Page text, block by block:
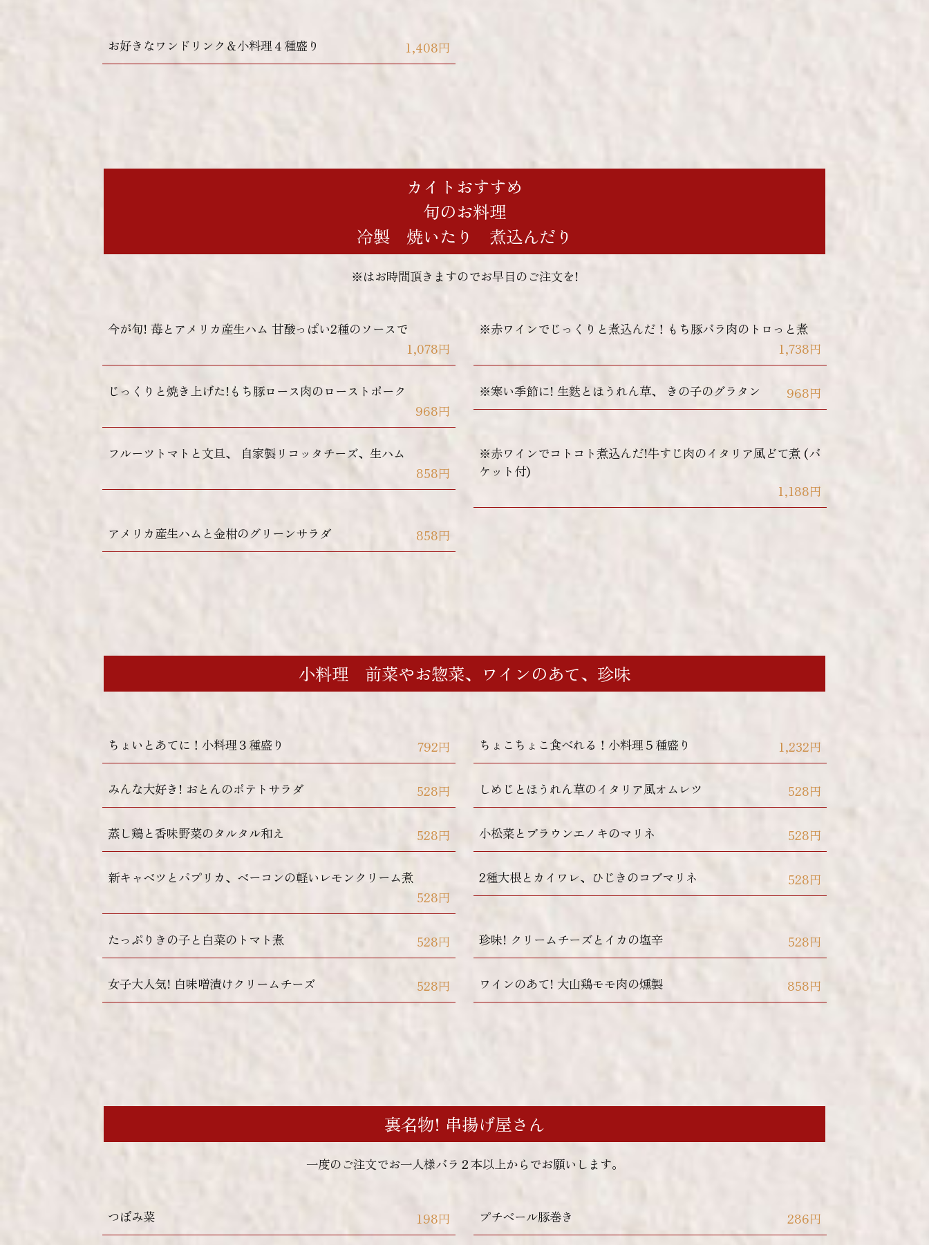
お好きなワンドリンク＆小料理４種盛り 1,408円
カイトおすすめ
旬のお料理
冷製 焼いたり 煮込んだり
※はお時間頂きますのでお早目のご注文を!
今が旬! 苺とアメリカ産生ハム 甘酸っぱい2種のソースで
1,078円
※赤ワインでじっくりと煮込んだ！もち豚バラ肉のトロっと煮
1,738円
じっくりと焼き上げた!もち豚ロース肉のローストポーク
968円
※寒い季節に! 生麩とほうれん草、 きの子のグラタン 968円
フルーツトマトと文旦、 自家製リコッタチーズ、生ハム
858円
※赤ワインでコトコト煮込んだ!牛すじ肉のイタリア風どて煮 (バ
ケット付)
1,188円
アメリカ産生ハムと金柑のグリーンサラダ 858円
小料理 前菜やお惣菜、ワインのあて、珍味
ちょいとあてに！小料理３種盛り 792円 ちょこちょこ食べれる！小料理５種盛り 1,232円
みんな大好き! おとんのポテトサラダ 528円 しめじとほうれん草のイタリア風オムレツ 528円
蒸し鶏と香味野菜のタルタル和え 528円 小松菜とブラウンエノキのマリネ 528円
新キャベツとパプリカ、ベーコンの軽いレモンクリーム煮
528円
2種大根とカイワレ、ひじきのコブマリネ 528円
たっぷりきの子と白菜のトマト煮 528円 珍味! クリームチーズとイカの塩辛 528円
女子大人気! 白味噌漬けクリームチーズ 528円 ワインのあて! 大山鶏モモ肉の燻製 858円
裏名物! 串揚げ屋さん
一度のご注文でお一人様バラ２本以上からでお願いします。
つぼみ菜 198円 プチベール豚巻き 286円